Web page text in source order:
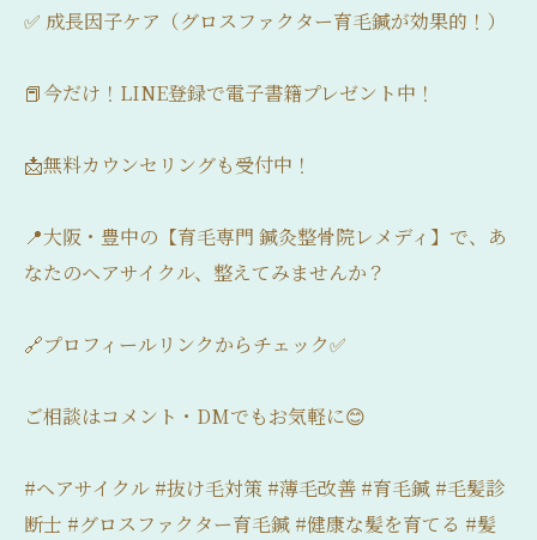
✅ 成長因子ケア（グロスファクター育毛鍼が効果的！）
📕今だけ！LINE登録で電子書籍プレゼント中！
📩無料カウンセリングも受付中！
📍大阪・豊中の【育毛専門 鍼灸整骨院レメディ】で、あ
なたのヘアサイクル、整えてみませんか？
🔗プロフィールリンクからチェック✅
ご相談はコメント・DMでもお気軽に😊
#ヘアサイクル #抜け毛対策 #薄毛改善 #育毛鍼 #毛髪診
断士 #グロスファクター育毛鍼 #健康な髪を育てる #髪